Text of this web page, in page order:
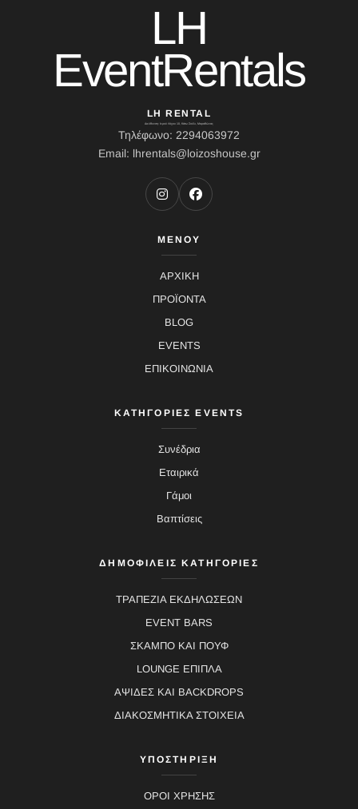
LH
EventRentals
LH RENTAL
Διεύθυνση: Ιερού Λόχου 10, Κάτω Σούλι, Μαραθώνας
Τηλέφωνο: 2294063972
Email: lhrentals@loizoshouse.gr
ΜΕΝΟΥ
ΑΡΧΙΚΗ
ΠΡΟΪΟΝΤΑ
BLOG
EVENTS
ΕΠΙΚΟΙΝΩΝΙΑ
ΚΑΤΗΓΟΡΙΕΣ EVENTS
Συνέδρια
Εταιρικά
Γάμοι
Βαπτίσεις
ΔΗΜΟΦΙΛΕΙΣ ΚΑΤΗΓΟΡΙΕΣ
ΤΡΑΠΕΖΙΑ ΕΚΔΗΛΩΣΕΩΝ
EVENT BARS
ΣΚΑΜΠΟ ΚΑΙ ΠΟΥΦ
LOUNGE ΕΠΙΠΛΑ
ΑΨΙΔΕΣ ΚΑΙ BACKDROPS
ΔΙΑΚΟΣΜΗΤΙΚΑ ΣΤΟΙΧΕΙΑ
ΥΠΟΣΤΗΡΙΞΗ
ΟΡΟΙ ΧΡΗΣΗΣ